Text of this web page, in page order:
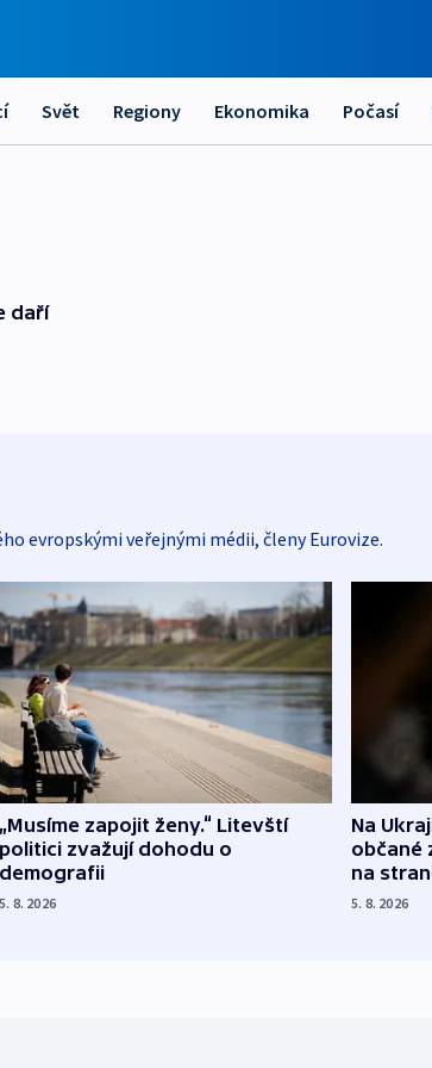
Svět Regiony Ekonomika Počasí
daří
evropskými veřejnými médii, členy Eurovize.
„Musíme zapojit ženy.“ Litevští
politici zvažují dohodu o
demografii
5. 8. 2026
Na
občané
na
5. 8. 2026